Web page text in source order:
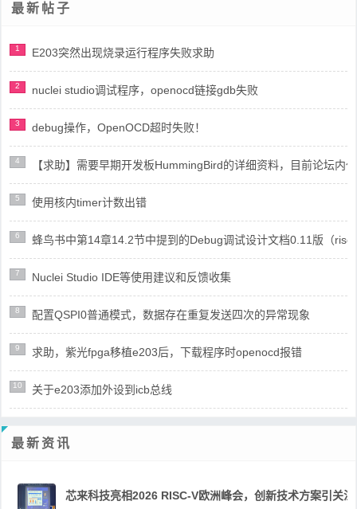
最新帖子
1 E203突然出现烧录运行程序失败求助
2 nuclei studio调试程序，openocd链接gdb失败
3 debug操作，OpenOCD超时失败！
4 【求助】需要早期开发板HummingBird的详细资料，目前论坛内
5 使用核内timer计数出错
6 蜂鸟书中第14章14.2节中提到的Debug调试设计文档0.11版（
7 Nuclei Studio IDE等使用建议和反馈收集
8 配置QSPI0普通模式，数据存在重复发送四次的异常现象
9 求助，紫光fpga移植e203后，下载程序时openocd报错
10 关于e203添加外设到icb总线
最新资讯
芯来科技亮相2026 RISC-V欧洲峰会，创新技术方案引关注